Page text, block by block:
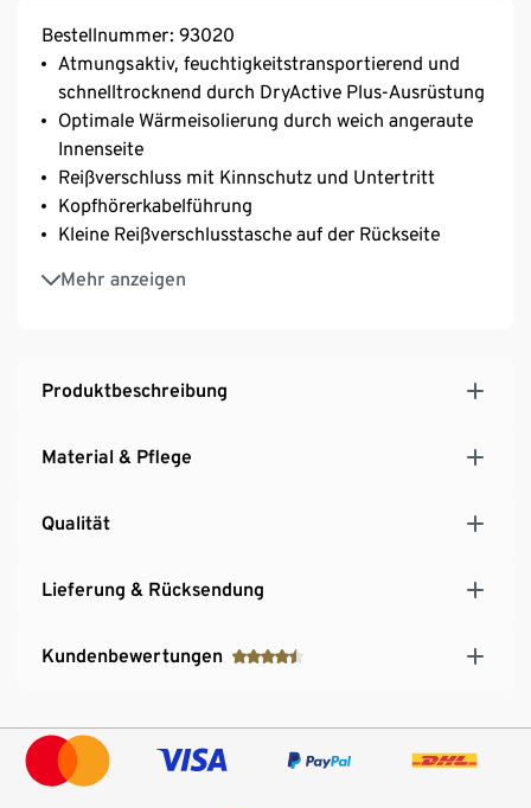
Bestellnummer: 93020
Atmungsaktiv, feuchtigkeitstransportierend und
schnelltrocknend durch DryActive Plus-Ausrüstung
Optimale Wärmeisolierung durch weich angeraute
Innenseite
Reißverschluss mit Kinnschutz und Untertritt
Kopfhörerkabelführung
Kleine Reißverschlusstasche auf der Rückseite
Mehr anzeigen
Ärmelabschluss mit Daumenloch
Mit Elasthan: formbeständig, perfekter Sitz bei
Reflektierende Elemente für bessere Sichtbarkeit
– für optimalen Feuchtigkeitstransport
Produktbeschreibung
Material & Pflege
Qualität
Lieferung & Rücksendung
Kundenbewertungen